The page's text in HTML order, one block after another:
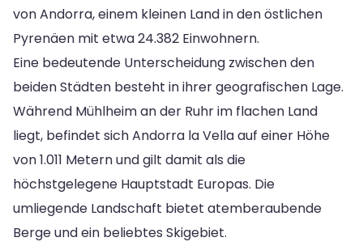
von Andorra, einem kleinen Land in den östlichen
Pyrenäen mit etwa 24.382 Einwohnern.
Eine bedeutende Unterscheidung zwischen den
beiden Städten besteht in ihrer geografischen Lage.
Während Mühlheim an der Ruhr im flachen Land
liegt, befindet sich Andorra la Vella auf einer Höhe
von 1.011 Metern und gilt damit als die
höchstgelegene Hauptstadt Europas. Die
umliegende Landschaft bietet atemberaubende
Berge und ein beliebtes Skigebiet.